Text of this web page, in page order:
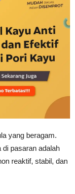
yang beragam.
pasaran adalah
reaktif, stabil, dan